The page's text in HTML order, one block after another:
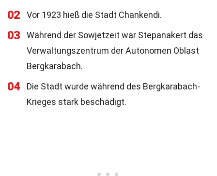
02 Vor 1923 hieß die Stadt Chankendi.
03
Während der Sowjetzeit war Stepanakert das
Verwaltungszentrum der Autonomen Oblast
Bergkarabach.
04
Die Stadt wurde während des Bergkarabach-
Krieges stark beschädigt.